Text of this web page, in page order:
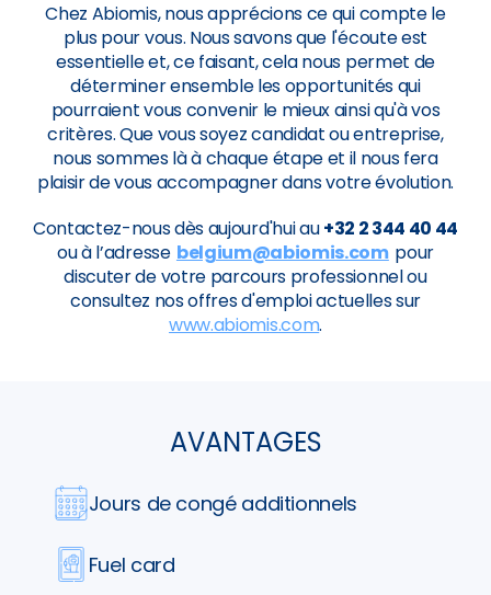
Chez Abiomis, nous apprécions ce qui compte le
plus pour vous. Nous savons que l'écoute est
essentielle et, ce faisant, cela nous permet de
déterminer ensemble les opportunités qui
pourraient vous convenir le mieux ainsi qu'à vos
critères. Que vous soyez candidat ou entreprise,
nous sommes là à chaque étape et il nous fera
plaisir de vous accompagner dans votre évolution.
Contactez-nous dès aujourd'hui au+32 2 344 40 44
ou à l’adresse belgium@abiomis.com pour
discuter de votre parcours professionnel ou
consultez nos offres d'emploi actuelles sur
www.abiomis.com.
AVANTAGES
Jours de congé additionnels
Fuel card